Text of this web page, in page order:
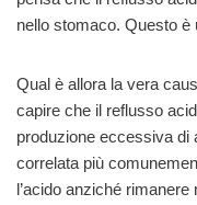
nello stomaco. Questo
Qual è allora la vera
capire che il reflusso
produzione eccessiva di
correlata più
l’acido anziché rimanere